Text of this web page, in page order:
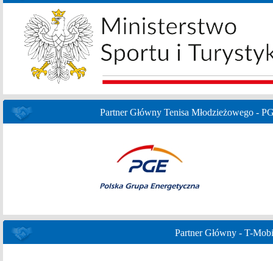
Partner Główny Tenisa Młodzieżowego -
Partner Główny - T-